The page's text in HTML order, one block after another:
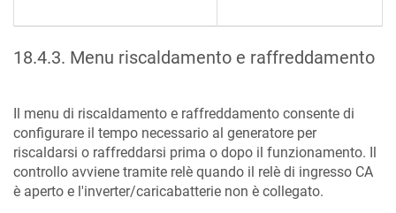
18.4.3. Menu riscaldamento e raffreddamento
Il menu di riscaldamento e raffreddamento consente di
configurare il tempo necessario al generatore per
riscaldarsi o raffreddarsi prima o dopo il funzionamento. Il
controllo avviene tramite relè quando il relè di ingresso CA
è aperto e l'inverter/caricabatterie non è collegato.